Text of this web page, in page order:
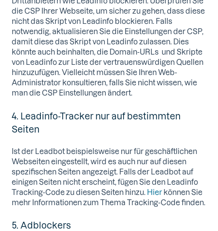
die CSP Ihrer Webseite, um sicher zu gehen, dass diese
nicht das Skript von Leadinfo blockieren. Falls
notwendig, aktualisieren Sie die Einstellungen der CSP,
damit diese das Skript von Leadinfo zulassen. Dies
könnte auch beinhalten, die Domain-URLs und Skripte
von Leadinfo zur Liste der vertrauenswürdigen Quellen
hinzuzufügen. Vielleicht müssen Sie Ihren Web-
Administrator konsultieren, falls Sie nicht wissen, wie
man die CSP Einstellungen ändert.
4. Leadinfo-Tracker nur auf bestimmten
Seiten
Ist der Leadbot beispielsweise nur für geschäftlichen
Webseiten eingestellt, wird es auch nur auf diesen
spezifischen Seiten angezeigt. Falls der Leadbot auf
einigen Seiten nicht erscheint, fügen Sie den Leadinfo
Tracking-Code zu diesen Seiten hinzu. Hier können Sie
mehr Informationen zum Thema Tracking-Code finden.
5. Adblockers